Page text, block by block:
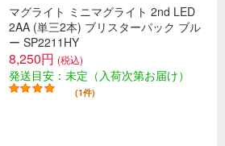
マグライト ミニマグライト 2nd LED
2AA (単三2本) ブリスターパック ブル
ー SP2211HY
8,250円 (税込)
発送目安：未定（入荷次第お届け）
(1件)